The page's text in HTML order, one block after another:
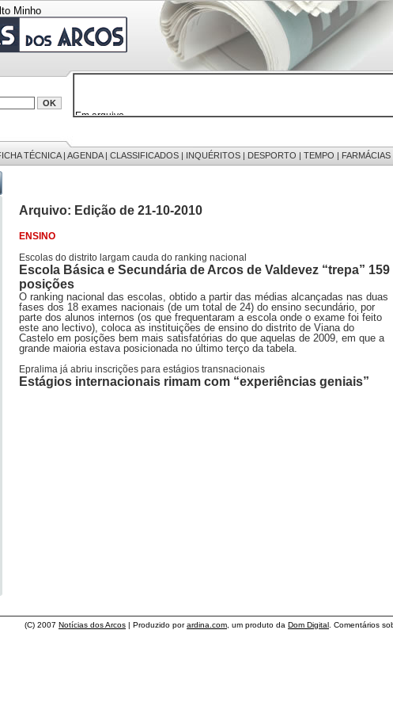
Minho
Em arquivo
595 edições
9886 mensagens
201 registos
TÉCNICA| AGENDA| CLASSIFICADOS | INQUÉRITOS | DESPORTO | TEMPO | FARMÁCIAS
Arquivo: Edição de 21-10-2010
ENSINO
Escolas do distrito largam cauda do ranking nacional
Escola Básica e Secundária de Arcos de Valdevez “trepa” 159
posições
O ranking nacional das escolas, obtido a partir das médias alcançadas nas duas
fases dos 18 exames nacionais (de um total de 24) do ensino secundário, por
parte dos alunos internos (os que frequentaram a escola onde o exame foi feito
este ano lectivo), coloca as instituições de ensino do distrito de Viana do
Castelo em posições bem mais satisfatórias do que aquelas de 2009, em que a
grande maioria estava posicionada no último terço da tabela.
Epralima já abriu inscrições para estágios transnacionais
Estágios internacionais rimam com “experiências geniais”
(C) 2007 Notícias dos Arcos | Produzido porardina.com , um produto da Dom Digital . Comentários